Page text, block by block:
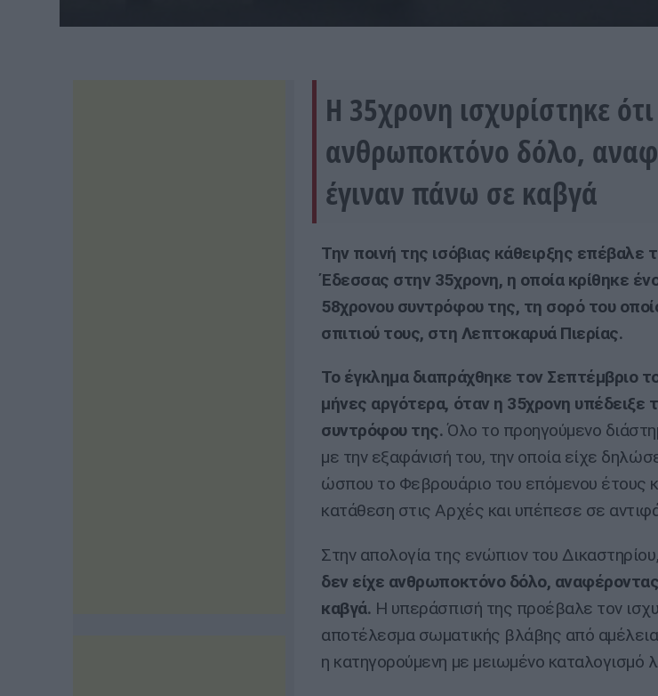
H 35χρονη ισχυρίστηκε
ανθρωποκτόνο δόλο,
έγιναν πάνω σε καβγά
Την ποινή της ισόβιας κάθειρξης
Έδεσσας στην 35χρονη, η οποία κρίθηκε
58χρονου συντρόφου της, τη σορό του
σπιτιού τους, στη Λεπτοκαρυά Πιερίας.
Το έγκλημα διαπράχθηκε τον Σεπτέμβριο
μήνες αργότερα, όταν η 35χρονη υπέδειξε
συντρόφου της. Όλο το προηγούμενο
με την εξαφάνισή του, την οποία είχε
ώσπου το Φεβρουάριο του επόμενου έτους
κατάθεση στις Αρχές και υπέπεσε σε
Στην απολογία της ενώπιον του Δικαστηρίου,
δεν είχε ανθρωποκτόνο δόλο,
καβγά. Η υπεράσπισή της προέβαλε τον
αποτέλεσμα σωματικής βλάβης από
η κατηγορούμενη με μειωμένο καταλογισμό